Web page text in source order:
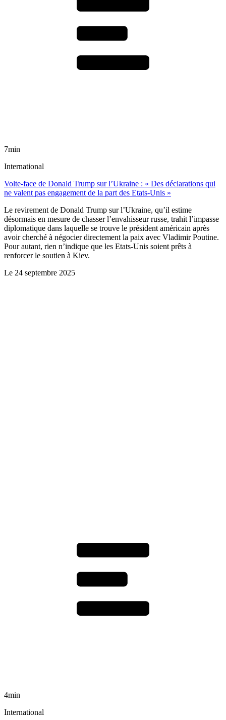
7min
International
Volte-face de Donald Trump sur l’Ukraine : « Des déclarations qui
ne valent pas engagement de la part des Etats-Unis »
Le revirement de Donald Trump sur l’Ukraine, qu’il estime
désormais en mesure de chasser l’envahisseur russe, trahit l’impasse
diplomatique dans laquelle se trouve le président américain après
avoir cherché à négocier directement la paix avec Vladimir Poutine.
Pour autant, rien n’indique que les Etats-Unis soient prêts à
renforcer le soutien à Kiev.
Le 24 septembre 2025
4min
International